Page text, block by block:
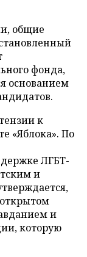
общие
фонда,
основанием
к
«Яблока». По
ЛГБТ-
и
и
которую